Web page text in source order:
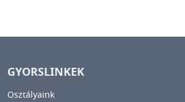
GYORSLINKEK
Osztályaink